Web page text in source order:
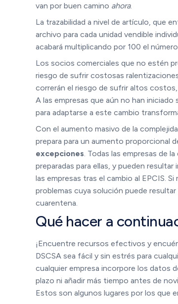
van por buen camino ahora.
La trazabilidad a nivel de artículo, que
archivo para cada unidad vendible
acabará multiplicando por 100 el
Los socios comerciales que no estén
riesgo de sufrir costosas
correrán el riesgo de sufrir altos
A las empresas que aún no han
para adaptarse a este cambio
Con el aumento masivo de la
prepara para un aumento proporcional
excepciones . Todas las empresas de
preparadas para ellas, y pueden
las empresas tras el cambio al EPCIS.
problemas cuya solución puede
cuarentena.
Qué hacer a
¡Encuentre recursos efectivos y
DSCSA sea fácil y sin estrés para
cualquier empresa incorpore los datos
plazo ni añadir más tiempo antes de
Estos son algunos lugares por los que